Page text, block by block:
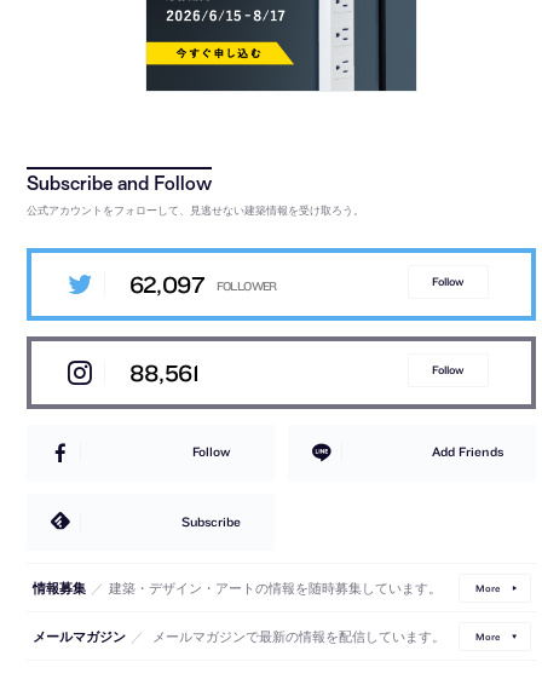
公式アカウントをフォローして、見逃せない建築情報を受け取ろう。
62,097 Follow
88,561 Follow
Follow Add Friends
Subscribe
情報募集 ／ 建築・デザイン・アートの情報を随時募集しています。 More
メールマガジン ／ メールマガジンで最新の情報を配信しています。 More